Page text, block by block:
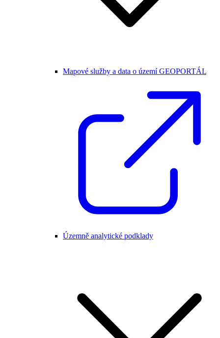
Mapové služby a data o území GEOPORTÁL
Územně analytické podklady